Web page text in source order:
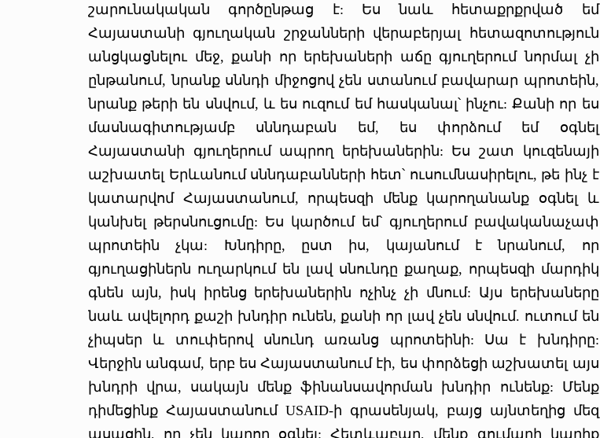
շարունակական գործընթաց է: Ես նաև հետաքրքրված եմ
Հայաստանի գյուղական շրջանների վերաբերյալ հետազոտություն
անցկացնելու մեջ, քանի որ երեխաների աճը գյուղերում նորմալ չի
ընթանում, նրանք սննդի միջոցով չեն ստանում բավարար պրոտեին,
նրանք թերի են սնվում, և ես ուզում եմ հասկանալ՝ ինչու: Քանի որ ես
մասնագիտությամբ սննդաբան եմ, ես փորձում եմ օգնել
Հայաստանի գյուղերում ապրող երեխաներին: Ես շատ կուզենայի
աշխատել Երևանում սննդաբանների հետ՝ ուսումնասիրելու, թե ինչ է
կատարվոմ Հայաստանում, որպեսզի մենք կարողանանք օգնել և
կանխել թերսնուցումը: Ես կարծում եմ՝ գյուղերում բավականաչափ
պրոտեին չկա: Խնդիրը, ըստ իս, կայանում է նրանում, որ
գյուղացիներն ուղարկում են լավ սնունդը քաղաք, որպեսզի մարդիկ
գնեն այն, իսկ իրենց երեխաներին ոչինչ չի մնում: Այս երեխաները
նաև ավելորդ քաշի խնդիր ունեն, քանի որ լավ չեն սնվում. ուտում են
չիպսեր և տուփերով սնունդ առանց պրոտեինի: Սա է խնդիրը:
Վերջին անգամ, երբ ես Հայաստանում էի, ես փորձեցի աշխատել այս
խնդրի վրա, սակայն մենք ֆինանսավորման խնդիր ունենք: Մենք
դիմեցինք Հայաստանում USAID-ի գրասենյակ, բայց այնտեղից մեզ
ասացին, որ չեն կարող օգնել: Հետևաբար, մենք գումարի կարիք